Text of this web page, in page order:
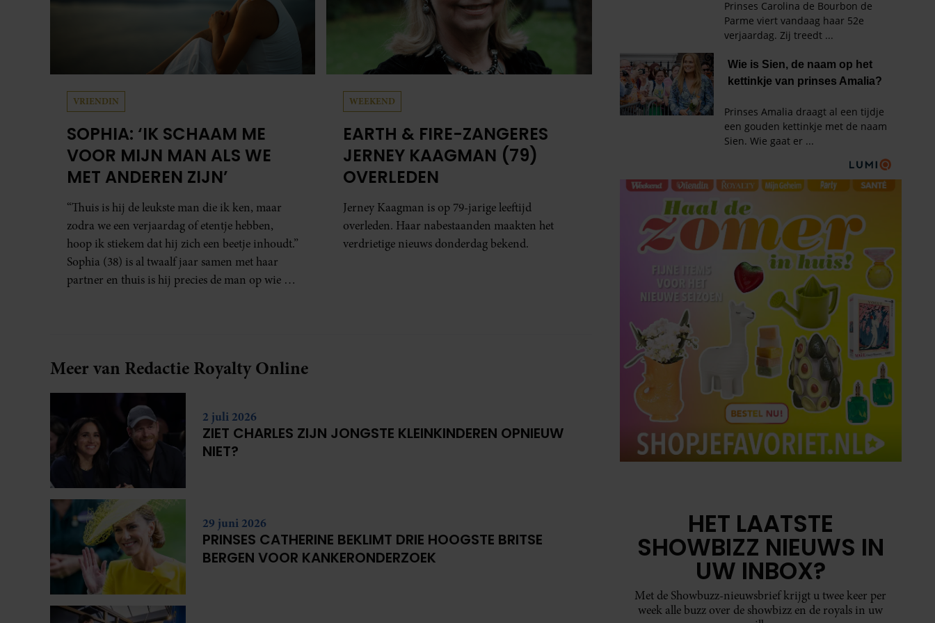
VRIENDIN
SOPHIA: ‘IK SCHAAM ME
VOOR MIJN MAN ALS WE
MET ANDEREN ZIJN’
“Thuis is hij de leukste man die ik ken, maar
zodra we een verjaardag of etentje hebben,
hoop ik stiekem dat hij zich een beetje inhoudt.”
Sophia (38) is al twaalf jaar samen met haar
partner en thuis is hij precies de man op wie ze
WEEKEND
EARTH & FIRE-ZANGERES
JERNEY KAAGMAN (79)
OVERLEDEN
Jerney Kaagman is op 79-jarige leeftijd
overleden. Haar nabestaanden maakten het
verdrietige nieuws donderdag bekend.
Meer van Redactie Royalty Online
2 juli 2026
ZIET CHARLES ZIJN JONGSTE KLEINKINDEREN OPNIEUW
NIET?
29 juni 2026
PRINSES CATHERINE BEKLIMT DRIE HOOGSTE BRITSE
BERGEN VOOR KANKERONDERZOEK
HET LAATSTE
SHOWBIZZ NIEUWS IN
UW INBOX?
Met de Showbuzz-nieuwsbrief krijgt u twee keer per
week alle buzz over de showbizz en de royals in uw